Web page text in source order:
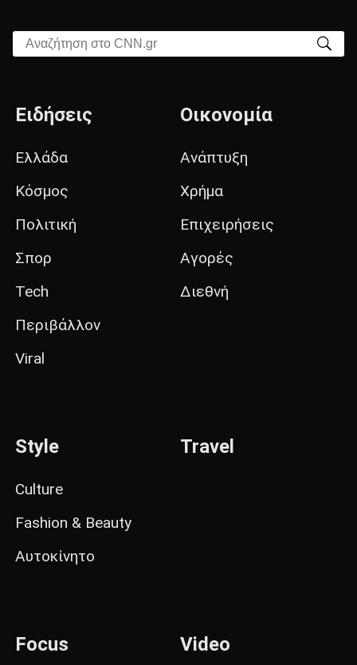
Αναζήτηση στο CNN.gr
Ειδήσεις
Ελλάδα
Κόσμος
Πολιτική
Σπορ
Tech
Περιβάλλον
Viral
Οικονομία
Ανάπτυξη
Χρήμα
Επιχειρήσεις
Αγορές
Διεθνή
Style
Culture
Fashion & Beauty
Αυτοκίνητο
Travel
Focus Video